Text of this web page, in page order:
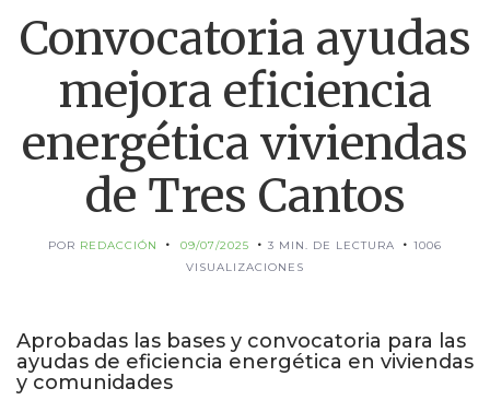
Convocatoria ayudas
mejora eficiencia
energética viviendas
de Tres Cantos
POR REDACCIÓN 09/07/2025 3 MIN. DE LECTURA
1006
VISUALIZACIONES
Aprobadas las bases y convocatoria para las
ayudas de eficiencia energética en viviendas
y comunidades